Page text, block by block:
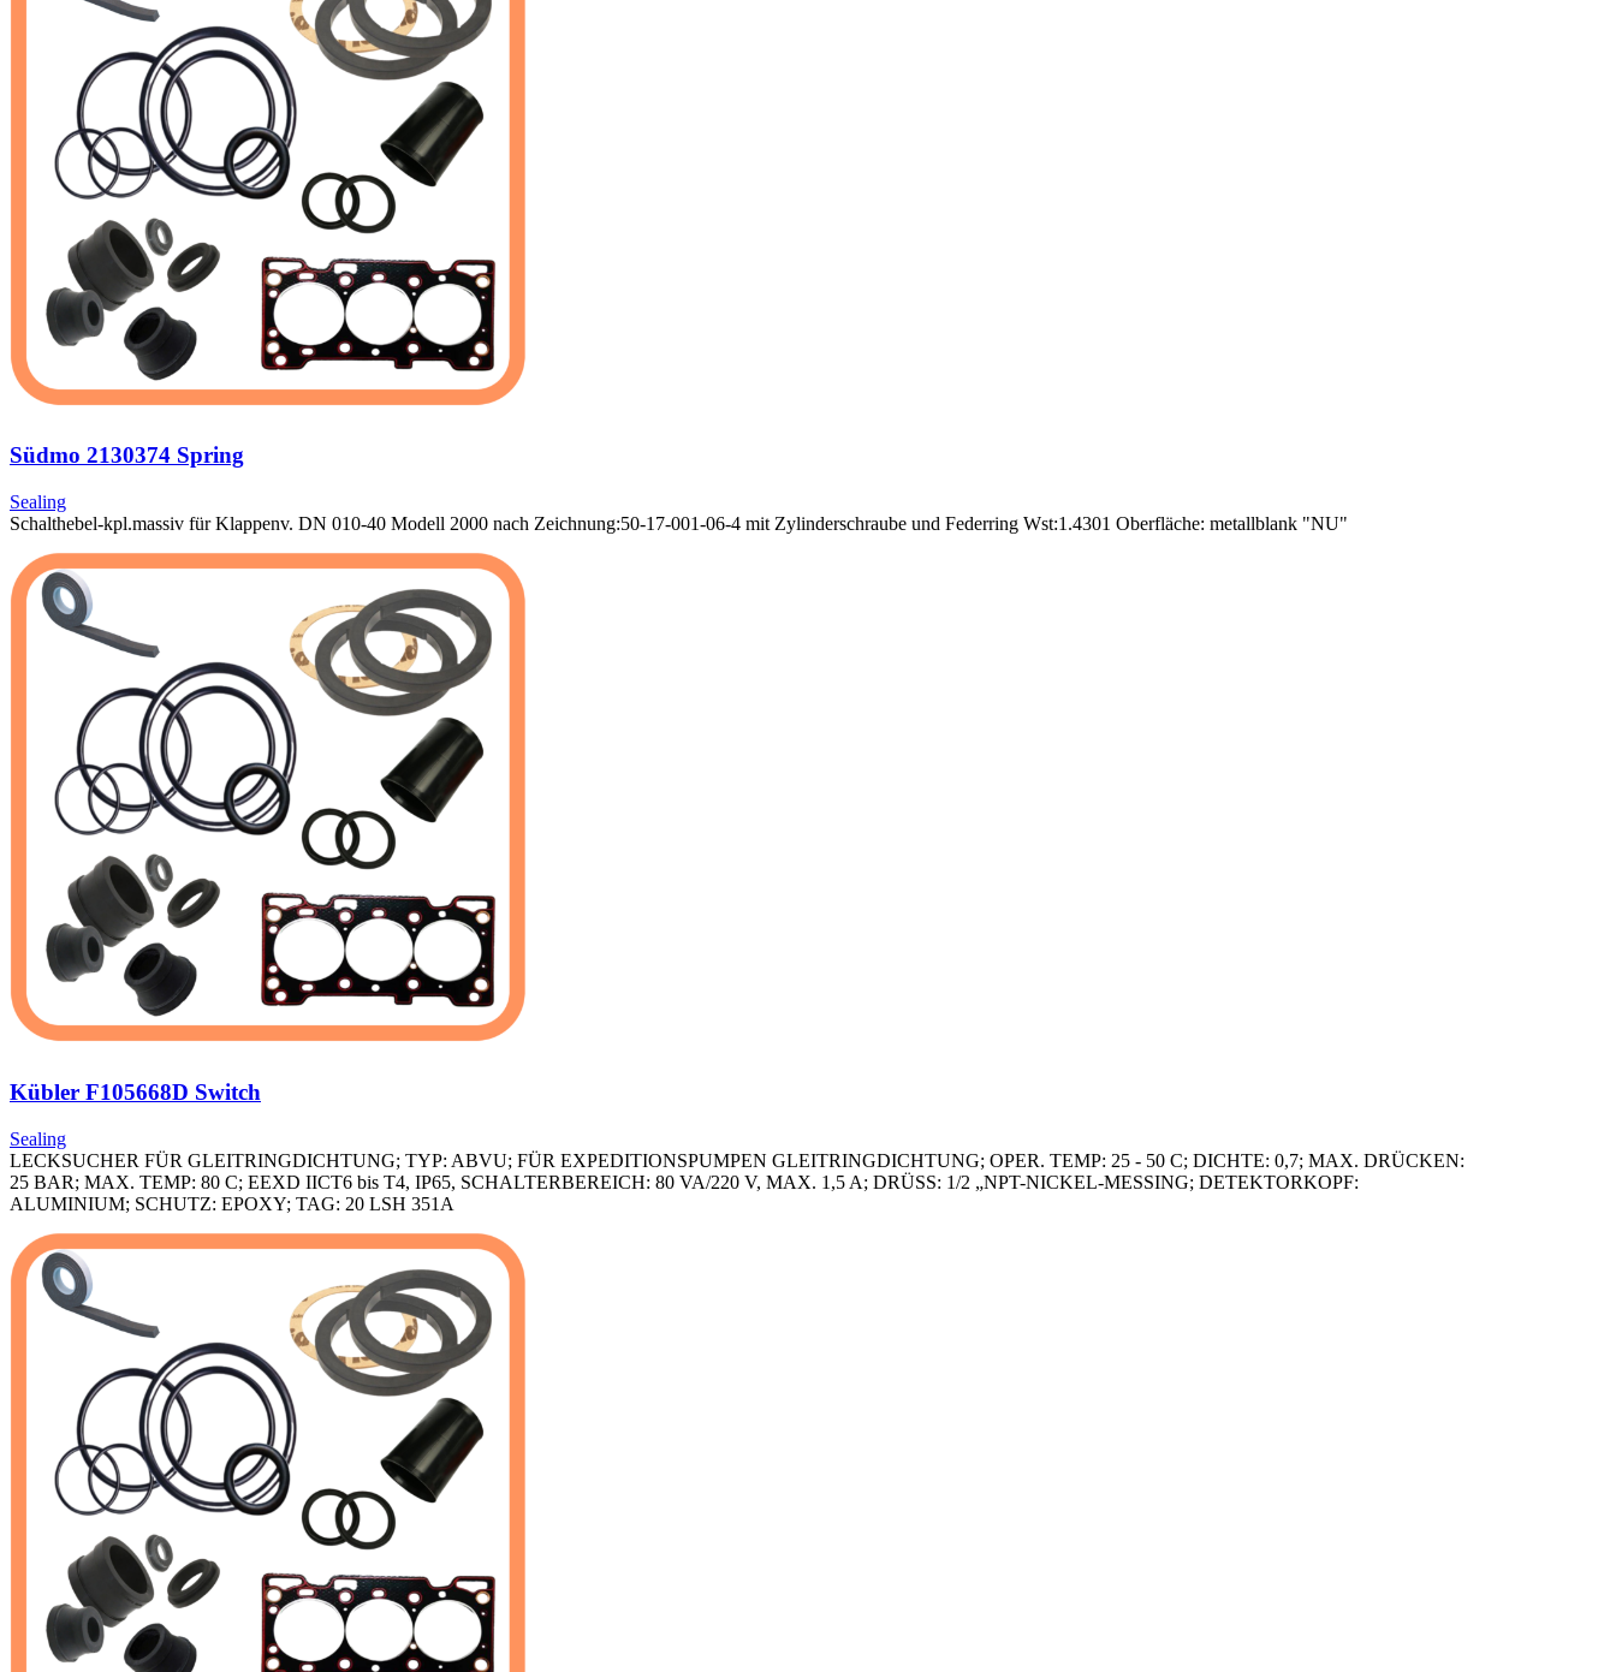
Südmo 2130374 Spring
Sealing
Schalthebel-kpl.massiv für Klappenv. DN 010-40 Modell 2000 nach Zeichnung:50-17-001-06-4 mit Zylinderschraube und Federring Wst:1.4301 Oberfläche: metallblank "NU"
Kübler F105668D Switch
Sealing
LECKSUCHER FÜR GLEITRINGDICHTUNG; TYP: ABVU; FÜR EXPEDITIONSPUMPEN GLEITRINGDICHTUNG; OPER. TEMP: 25 - 50 C; DICHTE: 0,7; MAX. DRÜCKEN:
25 BAR; MAX. TEMP: 80 C; EEXD IICT6 bis T4, IP65, SCHALTERBEREICH: 80 VA/220 V, MAX. 1,5 A; DRÜSS: 1/2 „NPT-NICKEL-MESSING; DETEKTORKOPF:
ALUMINIUM; SCHUTZ: EPOXY; TAG: 20 LSH 351A